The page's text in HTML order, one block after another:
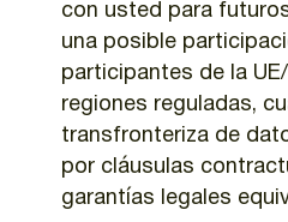
con usted para
una posible
participantes de la
regiones reguladas,
transfronteriza de
por cláusulas
garantías legales